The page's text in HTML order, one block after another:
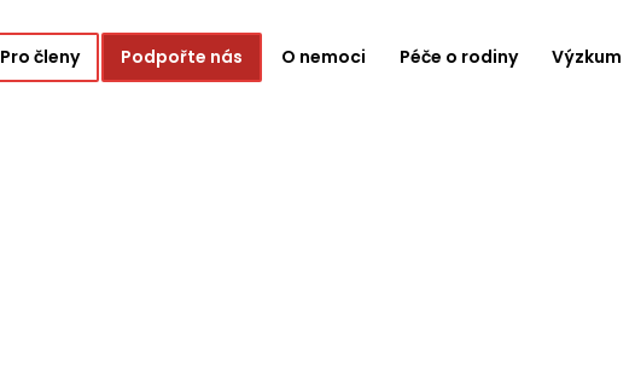
Pro členy Podpořte nás O nemoci Péče o rodiny Výzkum